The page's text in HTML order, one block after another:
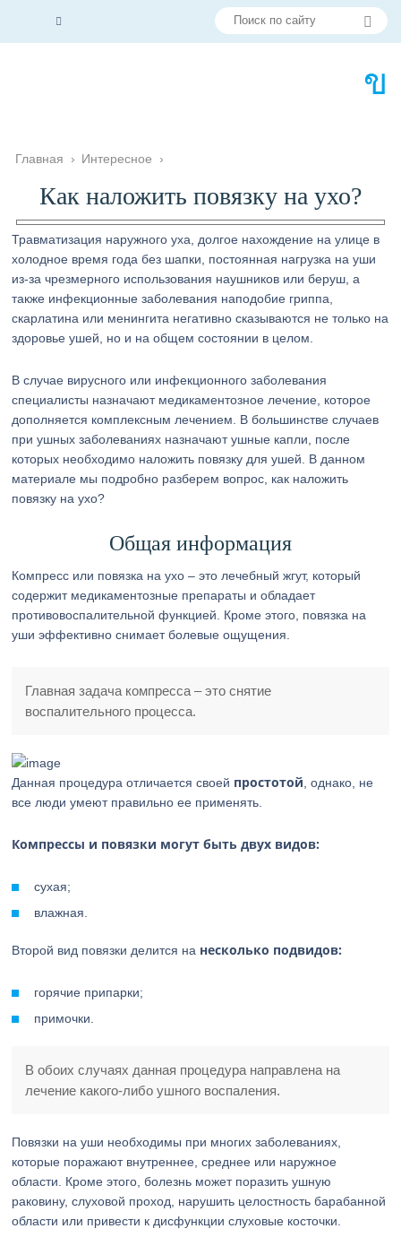
Главная › Интересное ›
Как наложить повязку на ухо?
Травматизация наружного уха, долгое нахождение на улице в
холодное время года без шапки, постоянная нагрузка на уши
из-за чрезмерного использования наушников или беруш, а
также инфекционные заболевания наподобие гриппа,
скарлатина или менингита негативно сказываются не только на
здоровье ушей, но и на общем состоянии в целом.
В случае вирусного или инфекционного заболевания
специалисты назначают медикаментозное лечение, которое
дополняется комплексным лечением. В большинстве случаев
при ушных заболеваниях назначают ушные капли, после
которых необходимо наложить повязку для ушей. В данном
материале мы подробно разберем вопрос, как наложить
повязку на ухо?
Общая информация
Компресс или повязка на ухо – это лечебный жгут, который
содержит медикаментозные препараты и обладает
противовоспалительной функцией. Кроме этого, повязка на
уши эффективно снимает болевые ощущения.
Главная задача компресса – это снятие
воспалительного процесса.
Данная процедура отличается своей простотой , однако, не
все люди умеют правильно ее применять.
Компрессы и повязки могут быть двух видов:
сухая;
влажная.
Второй вид повязки делится на несколько подвидов:
горячие припарки;
примочки.
В обоих случаях данная процедура направлена на
лечение какого-либо ушного воспаления.
Повязки на уши необходимы при многих заболеваниях,
которые поражают внутреннее, среднее или наружное
области. Кроме этого, болезнь может поразить ушную
раковину, слуховой проход, нарушить целостность барабанной
области или привести к дисфункции слуховые косточки.